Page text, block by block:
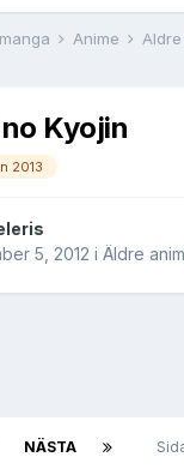
Anime
Kyojin
2013
5, 2012 i Äldre
NÄSTA